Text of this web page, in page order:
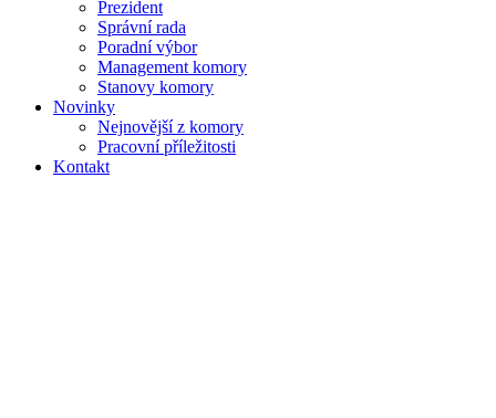
Prezident
Správní rada
Poradní výbor
Management komory
Stanovy komory
Novinky
Nejnovější z komory
Pracovní příležitosti
Kontakt